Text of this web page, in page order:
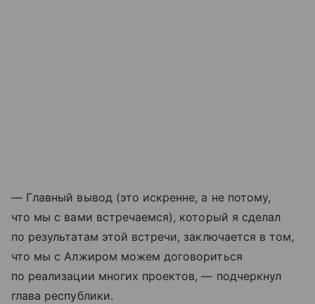
— Главный вывод (это искренне, а не потому,
что мы с вами встречаемся), который я сделал
по результатам этой встречи, заключается в том,
что мы с Алжиром можем договориться
по реализации многих проектов, — подчеркнул
глава республики.